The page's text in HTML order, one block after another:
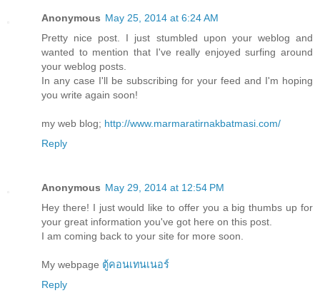
Anonymous May 25, 2014 at 6:24 AM
Pretty nice post. I just stumbled upon your weblog and
wanted to mention that I've really enjoyed surfing around
your weblog posts.
In any case I'll be subscribing for your feed and I'm hoping
you write again soon!
my web blog; http://www.marmaratirnakbatmasi.com/
Reply
Anonymous May 29, 2014 at 12:54 PM
Hey there! I just would like to offer you a big thumbs up for
your great information you've got here on this post.
I am coming back to your site for more soon.
My webpage ตู้คอนเทนเนอร์
Reply